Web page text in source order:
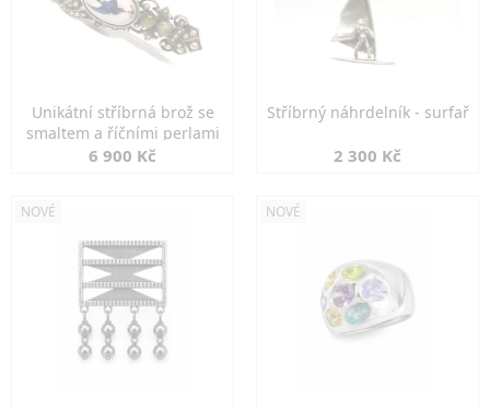
Unikátní stříbrná brož se
smaltem a říčními perlami
6 900 Kč
Stříbrný náhrdelník - surfař
2 300 Kč
NOVÉ NOVÉ